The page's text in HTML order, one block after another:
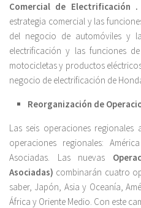
Comercial de Electrificación .
estrategia comercial y las
del negocio de automóviles y
electrificación y las funciones
motocicletas y productos
negocio de electrificación de
Reorganización de
Las seis operaciones
operaciones regionales:
Asociadas. Las nuevas
Asociadas) combinarán cuatro
saber, Japón, Asia y Oceanía,
África y Oriente Medio. Con este